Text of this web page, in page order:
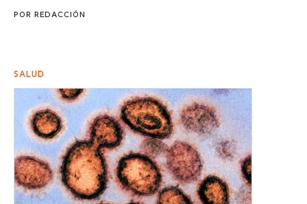
POR REDACCIÓN
SALUD